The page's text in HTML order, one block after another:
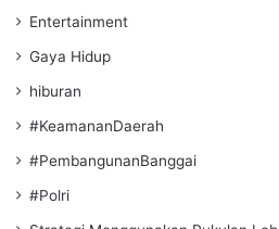
Entertainment
Gaya Hidup
hiburan
#KeamananDaerah
#PembangunanBanggai
#Polri